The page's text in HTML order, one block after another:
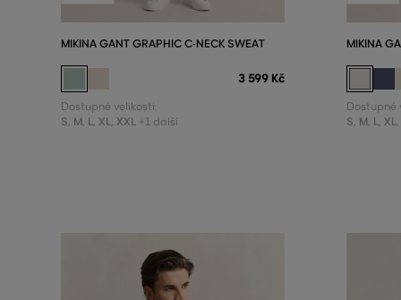
MIKINA GANT GRAPHIC C-NECK SWEAT
3 599 Kč
Dostupné velikosti:
S, M, L, XL, XXL +1 další
MIKINA
Dostupné
S, M, L, XL,